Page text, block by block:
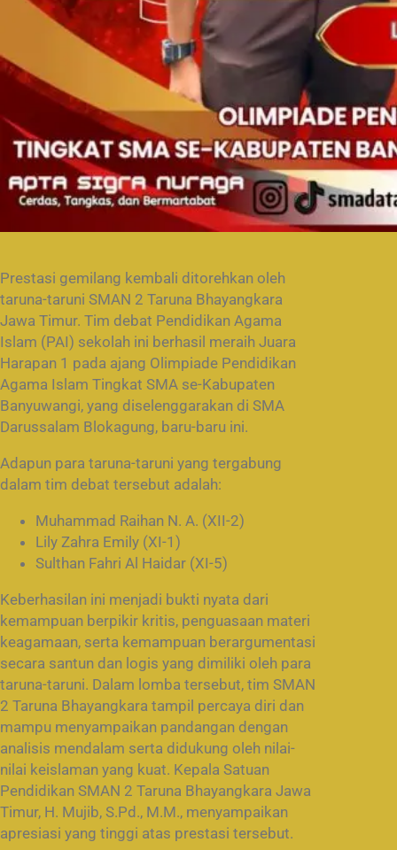
Prestasi gemilang kembali ditorehkan oleh
taruna-taruni SMAN 2 Taruna Bhayangkara
Jawa Timur. Tim debat Pendidikan Agama
Islam (PAI) sekolah ini berhasil meraih Juara
Harapan 1 pada ajang Olimpiade Pendidikan
Agama Islam Tingkat SMA se-Kabupaten
Banyuwangi, yang diselenggarakan di SMA
Darussalam Blokagung, baru-baru ini.
Adapun para taruna-taruni yang tergabung
dalam tim debat tersebut adalah:
Muhammad Raihan N. A. (XII-2)
Lily Zahra Emily (XI-1)
Sulthan Fahri Al Haidar (XI-5)
Keberhasilan ini menjadi bukti nyata dari
kemampuan berpikir kritis, penguasaan materi
keagamaan, serta kemampuan berargumentasi
secara santun dan logis yang dimiliki oleh para
taruna-taruni. Dalam lomba tersebut, tim SMAN
2 Taruna Bhayangkara tampil percaya diri dan
mampu menyampaikan pandangan dengan
analisis mendalam serta didukung oleh nilai-
nilai keislaman yang kuat. Kepala Satuan
Pendidikan SMAN 2 Taruna Bhayangkara Jawa
Timur, H. Mujib, S.Pd., M.M., menyampaikan
apresiasi yang tinggi atas prestasi tersebut.